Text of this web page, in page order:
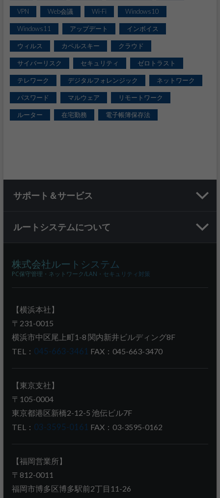
VPN Web会議 Wi-Fi Windows10
Windows11 アップデート インボイス
ウィルス カペルスキー クラウド
サイバーリスク セキュリティ ゼロトラスト
テレワーク デジタルフォレンジック ネットワーク
パスワード マルウェア リモートワーク
ルーター 在宅勤務 電子帳簿保存法
サポート＆サービス
ルートシステムについて
株式会社ルートシステム
PC保守管理・ネットワーク/LAN・セキュリティ対策
【横浜本社】
〒231-0015
横浜市中区尾上町1-8 関内新井ビルディング8F
TEL： 045-663-3461 FAX：045-663-3470
【東京支社】
〒105-0004
東京都港区新橋2-12-5 池伝ビル7F
TEL： 03-3595-0161 FAX：03-3595-0162
【福岡営業所】
〒812-0011
福岡市博多区博多駅前2丁目11-26